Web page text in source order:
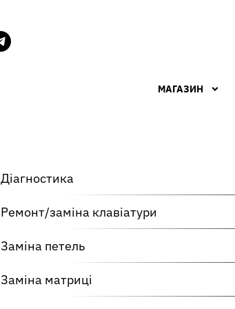
МАГАЗИН
Діагностика
Ремонт/заміна клавіатури
Заміна петель
Заміна матриці